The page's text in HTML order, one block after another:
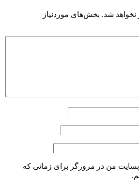
نخواهد شد. بخش‌های موردنیاز
من در مرورگر برای زمانی که